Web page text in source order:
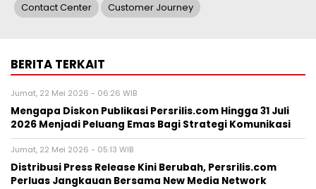
Contact Center Customer Journey
BERITA TERKAIT
Jumat, 22 Mei 2026 - 06:26 WIB
Mengapa Diskon Publikasi Persrilis.com Hingga 31 Juli
2026 Menjadi Peluang Emas Bagi Strategi Komunikasi
Jumat, 22 Mei 2026 - 05:13 WIB
Distribusi Press Release Kini Berubah, Persrilis.com
Perluas Jangkauan Bersama New Media Network